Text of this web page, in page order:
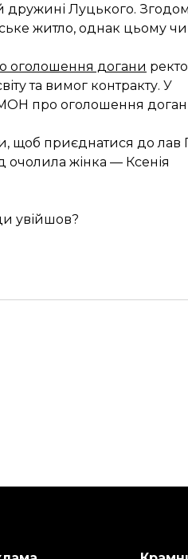
дружині Луцького. Згодом
житло, однак цьому
оголошення догани
та вимог контракту. У
про оголошення
щоб приєднатися до
очолила жінка — Ксенія
увійшов?